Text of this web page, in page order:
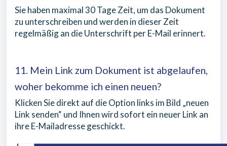
Sie haben maximal 30 Tage Zeit, um das Dokument
zu unterschreiben und werden in dieser Zeit
regelmäßig an die Unterschrift per E-Mail erinnert.
11. Mein Link zum Dokument ist abgelaufen,
woher bekomme ich einen neuen?
Klicken Sie direkt auf die Option links im Bild „neuen
Link senden“ und Ihnen wird sofort ein neuer Link an
ihre E-Mailadresse geschickt.